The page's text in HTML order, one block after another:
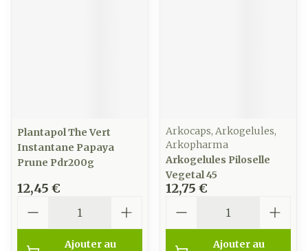
Plantapol The Vert
Instantane Papaya
Prune Pdr200g
12,45 €
Ajouter au
Arkocaps, Arkogelules,
Arkopharma
Arkogelules Piloselle
Vegetal 45
12,75 €
Ajouter au